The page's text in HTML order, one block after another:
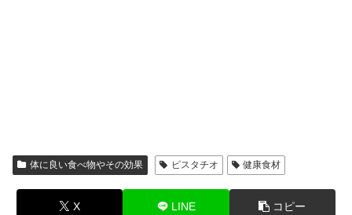
体に良い食べ物やその効果 ピスタチオ 健康食材
X LINE コピー